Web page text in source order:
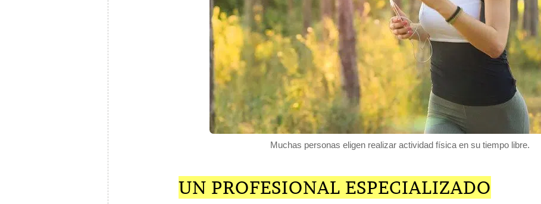
Muchas personas eligen realizar actividad física en su tiempo libre.
UN PROFESIONAL ESPECIALIZADO